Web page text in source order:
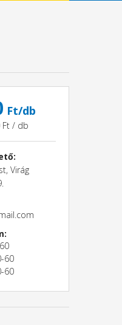
Ft/db
Ft / db
Virág
60
60